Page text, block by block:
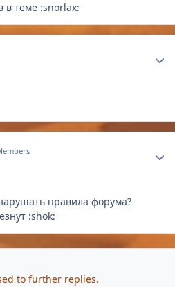
в теме :snorlax:
правила форума?
:shok:
to further replies.